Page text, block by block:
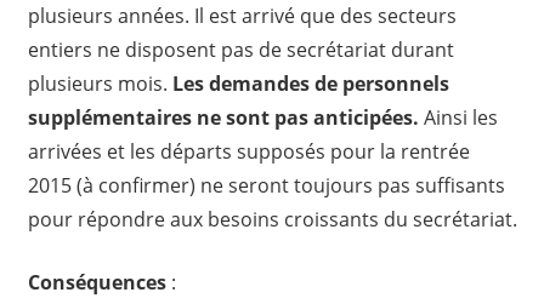
plusieurs années. Il est arrivé que des secteurs
entiers ne disposent pas de secrétariat durant
plusieurs mois. Les demandes de personnels
supplémentaires ne sont pas anticipées. Ainsi les
arrivées et les départs supposés pour la rentrée
2015 (à confirmer) ne seront toujours pas suffisants
pour répondre aux besoins croissants du secrétariat.
Conséquences: